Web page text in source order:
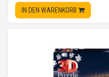
IN DEN WARENKORB